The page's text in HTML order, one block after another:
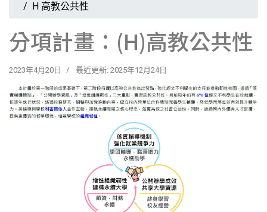
H 高教公共性
分項計畫：(H)高教公共性
2023年4月20日 最近更新: 2025年12月24日